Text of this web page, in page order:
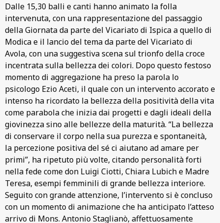
Dalle 15,30 balli e canti hanno animato la folla
intervenuta, con una rappresentazione del passaggio
della Giornata da parte del Vicariato di Ispica a quello di
Modica e il lancio del tema da parte del Vicariato di
Avola, con una suggestiva scena sul trionfo della croce
incentrata sulla bellezza dei colori. Dopo questo festoso
momento di aggregazione ha preso la parola lo
psicologo Ezio Aceti, il quale con un intervento accorato e
intenso ha ricordato la bellezza della positività della vita
come parabola che inizia dai progetti e dagli ideali della
giovinezza sino alle bellezze della maturità. “La bellezza
di conservare il corpo nella sua purezza e spontaneità,
la percezione positiva del sé ci aiutano ad amare per
primi”, ha ripetuto più volte, citando personalità forti
nella fede come don Luigi Ciotti, Chiara Lubich e Madre
Teresa, esempi femminili di grande bellezza interiore.
Seguito con grande attenzione, l’intervento si è concluso
con un momento di animazione che ha anticipato l’atteso
arrivo di Mons. Antonio Staglianò, affettuosamente